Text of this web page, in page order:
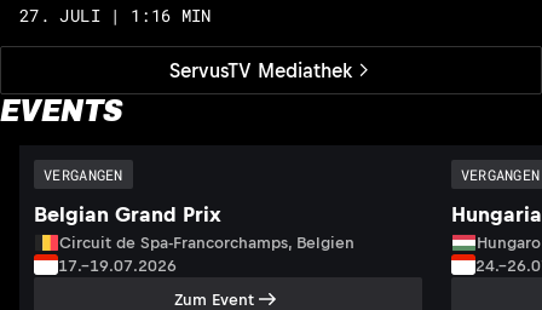
ServusTV Mediathek
27. JULI | 1:16 MIN
EVENTS
VERGANGEN
Belgian Grand Prix
Circuit de Spa-Francorchamps, Belgien
17.–19.07.2026
Zum Event
VERGANGEN